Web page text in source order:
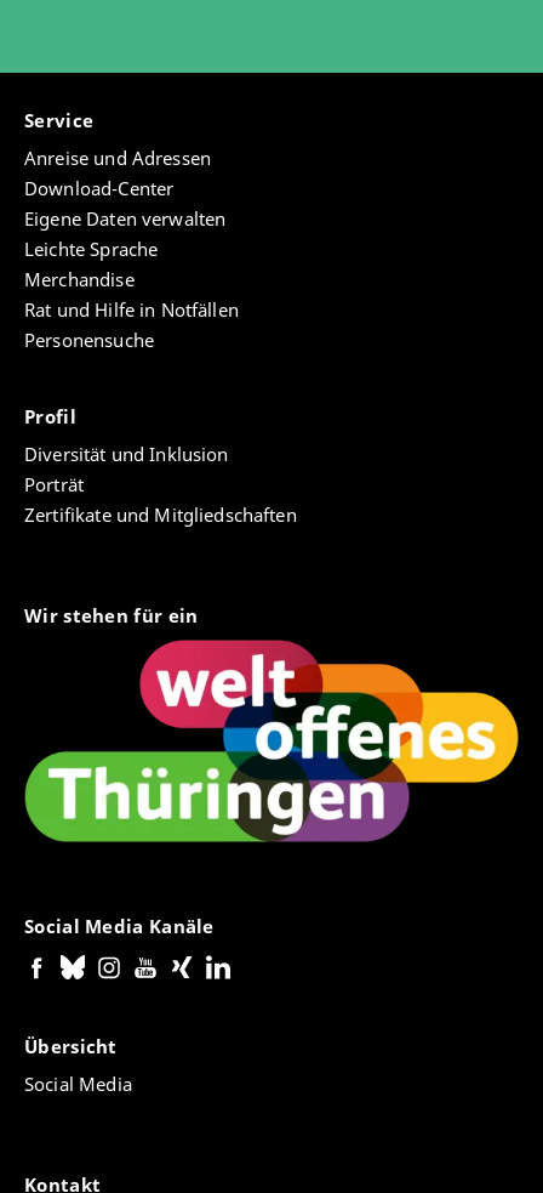
Service
Anreise und Adressen
Download-Center
Eigene Daten verwalten
Leichte Sprache
Merchandise
Rat und Hilfe in Notfällen
Personensuche
Profil
Diversität und Inklusion
Porträt
Zertifikate und Mitgliedschaften
Wir stehen für ein
Social Media Kanäle
Übersicht
Social Media
Kontakt